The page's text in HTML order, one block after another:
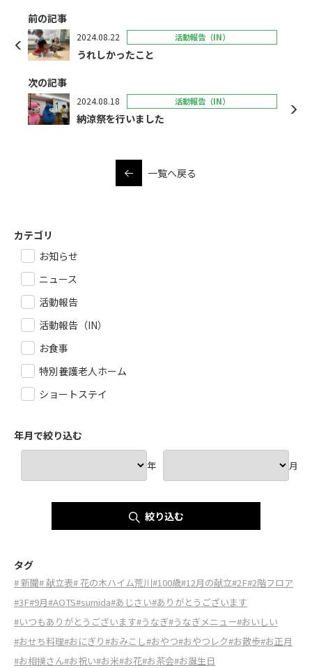
前の記事
2024.08.22 活動報告（IN）
うれしかったこと
次の記事
2024.08.18 活動報告（IN）
納涼祭を行いました
一覧へ戻る
カテゴリ
お知らせ
ニュース
活動報告
活動報告（IN）
お食事
特別養護老人ホーム
ショートステイ
年月で絞り込む
年 月
絞り込む
タグ
# 新聞# 献立表# 花の木ハイム荒川#100歳#12月の献立#2F#2階フロア
#3F#9月#AOTS#sumida#あじさい#ありがとうございます
#いつもありがとうございます#うなぎ#うなぎメニュー#おいしい
#おせち料理#おにぎり#おみこし#おやつ#おやつレク#お散歩#お正月
#お相撲さん#お祝い#お米#お花#お茶会#お誕生日